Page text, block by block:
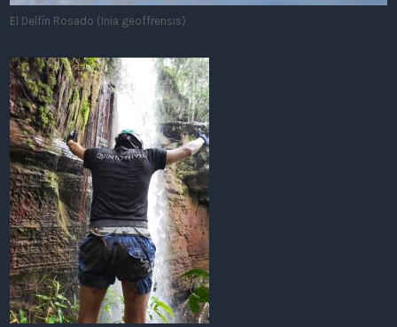
El Delfín Rosado (Inia geoffrensis)